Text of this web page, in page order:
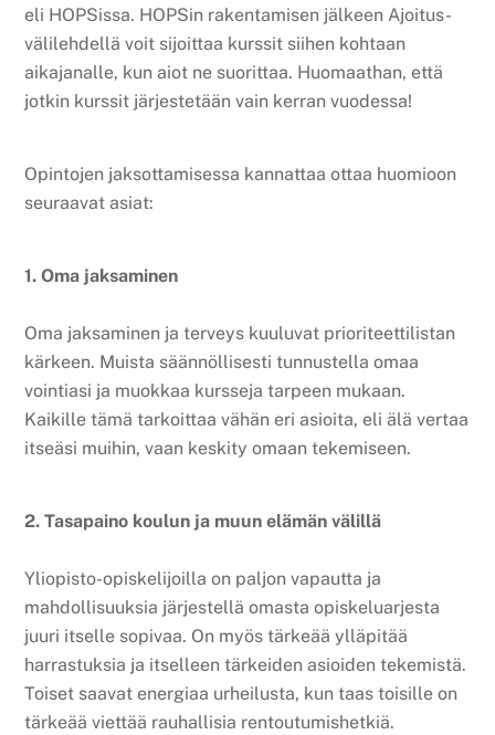
eli HOPSissa. HOPSin rakentamisen jälkeen Ajoitus-
välilehdellä voit sijoittaa kurssit siihen kohtaan
aikajanalle, kun aiot ne suorittaa. Huomaathan, että
jotkin kurssit järjestetään vain kerran vuodessa!
Opintojen jaksottamisessa kannattaa ottaa huomioon
seuraavat asiat:
1. Oma jaksaminen
Oma jaksaminen ja terveys kuuluvat prioriteettilistan
kärkeen. Muista säännöllisesti tunnustella omaa
vointiasi ja muokkaa kursseja tarpeen mukaan.
Kaikille tämä tarkoittaa vähän eri asioita, eli älä vertaa
itseäsi muihin, vaan keskity omaan tekemiseen.
2. Tasapaino koulun ja muun elämän välillä
Yliopisto-opiskelijoilla on paljon vapautta ja
mahdollisuuksia järjestellä omasta opiskeluarjesta
juuri itselle sopivaa. On myös tärkeää ylläpitää
harrastuksia ja itselleen tärkeiden asioiden tekemistä.
Toiset saavat energiaa urheilusta, kun taas toisille on
tärkeää viettää rauhallisia rentoutumishetkiä.